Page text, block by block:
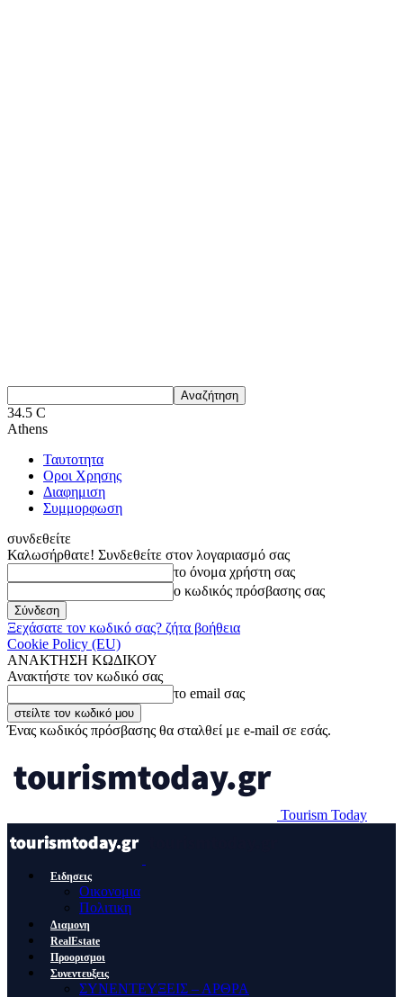
34.5 C
Athens
Ταυτοτητα
Οροι Χρησης
Διαφημιση
Συμμορφωση
συνδεθείτε
Καλωσήρθατε! Συνδεθείτε στον λογαριασμό σας
το όνομα χρήστη σας
ο κωδικός πρόσβασης σας
Ξεχάσατε τον κωδικό σας? ζήτα βοήθεια
Cookie Policy (EU)
ΑΝΑΚΤΗΣΗ ΚΩΔΙΚΟΥ
Ανακτήστε τον κωδικό σας
το email σας
Ένας κωδικός πρόσβασης θα σταλθεί με e-mail σε εσάς.
Tourism Today
Ειδησεις
Οικονομια
Πολιτικη
Διαμονη
RealEstate
Προορισμοι
Συνεντευξεις
ΣΥΝΕΝΤΕΥΞΕΙΣ – ΑΡΘΡΑ